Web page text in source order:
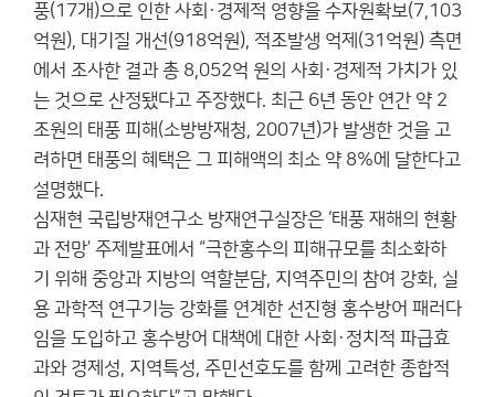
풍(17개)으로 인한 사회·경제적 영향을 수자원확보(7,103
억원), 대기질 개선(918억원), 적조발생 억제(31억원) 측면
에서 조사한 결과 총 8,052억 원의 사회·경제적 가치가 있
는 것으로 산정됐다고 주장했다. 최근 6년 동안 연간 약 2
조원의 태풍 피해(소방방재청, 2007년)가 발생한 것을 고
려하면 태풍의 혜택은 그 피해액의 최소 약 8%에 달한다고
설명했다.
심재현 국립방재연구소 방재연구실장은 ‘태풍 재해의 현황
과 전망’ 주제발표에서 “극한홍수의 피해규모를 최소화하
기 위해 중앙과 지방의 역할분담, 지역주민의 참여 강화, 실
용 과학적 연구기능 강화를 연계한 선진형 홍수방어 패러다
임을 도입하고 홍수방어 대책에 대한 사회·정치적 파급효
과와 경제성, 지역특성, 주민선호도를 함께 고려한 종합적